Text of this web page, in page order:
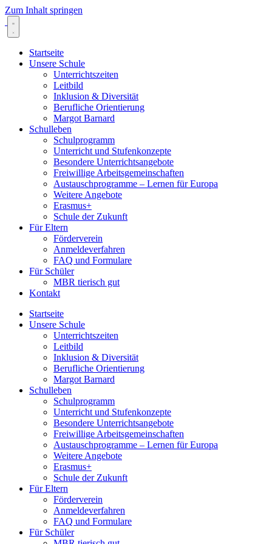
Zum Inhalt springen
Startseite
Unsere Schule
Unterrichtszeiten
Leitbild
Inklusion & Diversität
Berufliche Orientierung
Margot Barnard
Schulleben
Schulprogramm
Unterricht und Stufenkonzepte
Besondere Unterrichtsangebote
Freiwillige Arbeitsgemeinschaften
Austauschprogramme – Lernen für Europa
Weitere Angebote
Erasmus+
Schule der Zukunft
Für Eltern
Förderverein
Anmeldeverfahren
FAQ und Formulare
Für Schüler
MBR tierisch gut
Kontakt
Startseite
Unsere Schule
Unterrichtszeiten
Leitbild
Inklusion & Diversität
Berufliche Orientierung
Margot Barnard
Schulleben
Schulprogramm
Unterricht und Stufenkonzepte
Besondere Unterrichtsangebote
Freiwillige Arbeitsgemeinschaften
Austauschprogramme – Lernen für Europa
Weitere Angebote
Erasmus+
Schule der Zukunft
Für Eltern
Förderverein
Anmeldeverfahren
FAQ und Formulare
Für Schüler